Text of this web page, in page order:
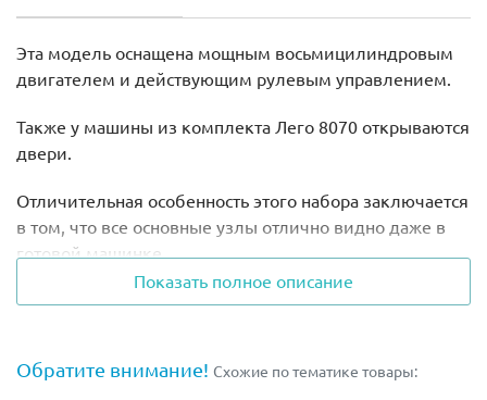
Эта модель оснащена мощным восьмицилиндровым
двигателем и действующим рулевым управлением.
Также у машины из комплекта Лего 8070 открываются
двери.
Отличительная особенность этого набора заключается
в том, что все основные узлы отлично видно даже в
готовой машинке.
Показать полное описание
Обратите внимание! Схожие по тематике товары: